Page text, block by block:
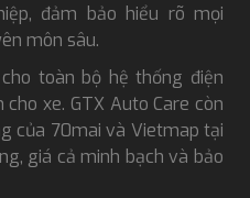
đảm bảo hiểu rõ mọi
môn sâu.
toàn bộ hệ thống điện
xe. GTX Auto Care còn
của 70mai và Vietmap tại
giá cả minh bạch và bảo